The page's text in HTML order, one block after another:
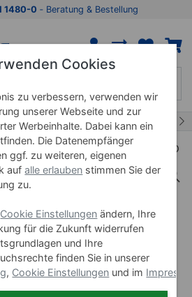
Zur Produktbeschreibung
1480-0 ‐ Beratung & Bestellung
IRS 3
IRS 3, Wandmodell inkl.
Cookies
zu verbessern, verwenden wir
unserer Webseite und zur
Werbeinhalte. Dabei kann ein
Die Datenempfänger
ggf. zu weiteren, eigenen
aufalle erlauben stimmen Sie der
zu.
Cookie Einstellungen ändern, Ihre
für die Zukunft widerrufen
und Ihre
finden Sie in unserer
, Cookie Einstellungen und im